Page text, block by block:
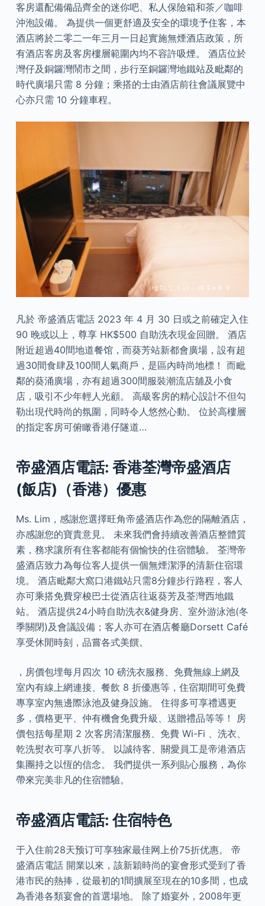
客房還配備備品齊全的迷你吧、私人保險箱和茶／咖啡
沖泡設備。 為提供一個更舒適及安全的環境予住客，本
酒店將於二零二一年三月一日起實施無煙酒店政策，所
有酒店客房及客房樓層範圍內均不容許吸煙。 酒店位於
灣仔及銅鑼灣鬧市之間，步行至銅鑼灣地鐵站及毗鄰的
時代廣場只需 8 分鐘；乘搭的士由酒店前往會議展覽中
心亦只需 10 分鐘車程。
凡於 帝盛酒店電話 2023 年 4 月 30 日或之前確定入住
90 晚或以上，尊享 HK$500 自助洗衣現金回贈。 酒店
附近超過40間地道餐馆，而葵芳站新都會廣場，設有超
過30間食肆及100間人氣商戶，是區內時尚地標！ 而毗
鄰的葵涌廣場，亦有超過300間服裝潮流店舖及小食
店，吸引不少年輕人光顧。 高級客房的精心設計不但勾
勒出現代時尚的氛圍，同時令人悠然心動。 位於高樓層
的指定客房可俯瞰香港仔隧道…
帝盛酒店電話: 香港荃灣帝盛酒店
(飯店)（香港）優惠
Ms. Lim，感謝您選擇旺角帝盛酒店作為您的隔離酒店，
亦感謝您的寶貴意見。 未來我們會持續改善酒店整體質
素，務求讓所有住客都能有個愉快的住宿體驗。 荃灣帝
盛酒店致力為每位客人提供一個無煙潔淨的清新住宿環
境。 酒店毗鄰大窩口港鐵站只需8分鐘步行路程，客人
亦可乘搭免費穿梭巴士從酒店往返葵芳及荃灣西地鐵
站。 酒店提供24小時自助洗衣&健身房、室外游泳池(冬
季關閉)及會議設備；客人亦可在酒店餐廳Dorsett Café
享受休閒時刻，品嘗各式美饌。
，房價包埋每月四次 10 磅洗衣服務、免費無線上網及
室內有線上網連接、餐飲 8 折優惠等，住宿期間可免費
專享室內無邊際泳池及健身設施。 住得多可享禮遇更
多，價格更平、仲有機會免費升級、送贈禮品等等！ 房
價包括每星期 2 次客房清潔服務、免費 Wi-Fi 、洗衣、
乾洗熨衣可享八折等。 以誠待客、關愛員工是帝港酒店
集團持之以恆的信念。 我們提供一系列貼心服務，為你
帶來完美非凡的住宿體驗。
帝盛酒店電話: 住宿特色
于入住前28天预订可享独家最佳网上价75折优惠。 帝
盛酒店電話 開業以來，該新穎時尚的宴會形式受到了香
港市民的熱捧，從最初的1間擴展至現在的10多間，也成
為香港各類宴會的首選場地。 除了婚宴外，2008年更